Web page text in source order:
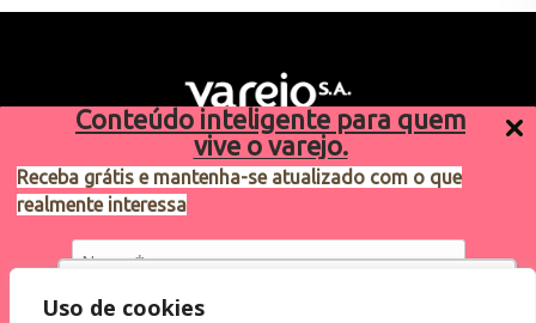
Conteúdo inteligente para quem
vive o varejo.
Receba grátis e mantenha-se atualizado com o que
realmente interessa
Utilizamos cookies para oferecer melhor
Uso de cookies
Sugestões de pauta